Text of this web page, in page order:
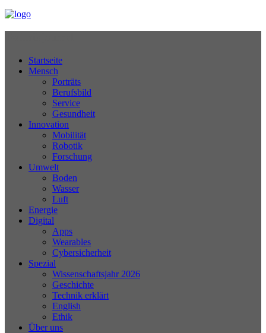
Startseite
Mensch
Porträts
Berufsbild
Service
Gesundheit
Innovation
Mobilität
Robotik
Forschung
Umwelt
Boden
Wasser
Luft
Energie
Digital
Apps
Wearables
Cybersicherheit
Spezial
Wissenschaftsjahr 2026
Geschichte
Technik erklärt
English
Ethik
Über uns